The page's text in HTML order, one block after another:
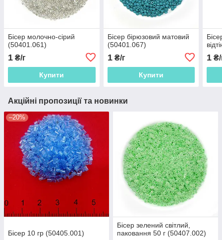
Бісер молочно-сірий
(50401.061)
1 ₴/г
Купити
Бісер бірюзовий матовий
(50401.067)
1₴/г
Купити
1 ₴/
Акційні пропозиції та новинки
–20%
Бісер 10 гр (50405.001)
Бісер зелений світлий,
паковання 50 г (50407.002)